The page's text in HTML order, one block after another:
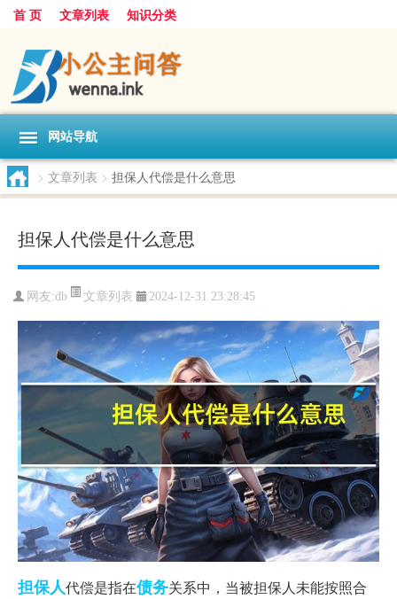
首 页 文章列表 知识分类
网站导航
> 文章列表 > 担保人代偿是什么意思
担保人代偿是什么意思
网友:db 文章列表 2024-12-31 23:28:45
担保人代偿是指在债务关系中，当被担保人未能按照合